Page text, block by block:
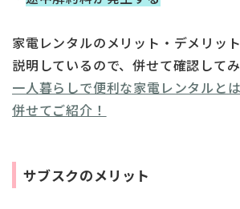
家電レンタルのメリット・デメリッ
説明しているので、併せて確認してみ
一人暮らしで便利な家電レンタルと
併せてご紹介！
サブスクのメリット